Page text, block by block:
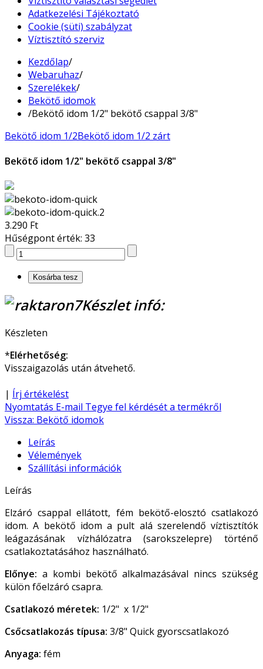
Adatkezelési Tájékoztató
Cookie (süti) szabályzat
Víztisztító szerviz
Kezdőlap/
Webaruhaz/
Szerelékek/
Bekötő idomok
/Bekötő idom 1/2" bekötő csappal 3/8"
Bekötő idom 1/2Bekötő idom 1/2 zárt
Bekötő idom 1/2" bekötő csappal 3/8"
3.290 Ft
Hűségpont érték: 33
Készlet infó:
Készleten
*Elérhetőség:
Visszaigazolás után átvehető.
| Írj értékelést
Nyomtatás E-mail Tegye fel kérdését a termékről
Vissza: Bekötő idomok
Leírás
Vélemények
Szállítási információk
Leírás
Elzáró csappal ellátott, fém bekötő-elosztó csatlakozó
idom. A bekötő idom a pult alá szerelendő víztisztítók
leágazásának vízhálózatra (sarokszelepre) történő
csatlakoztatásához használható.
Előnye: a kombi bekötő alkalmazásával nincs szükség
külön főelzáró csapra.
Csatlakozó méretek: 1/2" x 1/2"
Csőcsatlakozás típusa: 3/8" Quick gyorscsatlakozó
Anyaga: fém